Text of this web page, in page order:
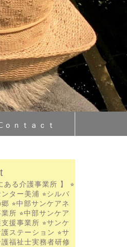
ｏｎｔａｃｔ
ある介護事業所 】
⭐︎
ター美浦 ⭐︎シルバ
⭐︎中部サンケアネ
所 ⭐︎中部サンケア
援事業所 ⭐︎サンケ
ステーション ⭐︎サ
福祉士実務者研修